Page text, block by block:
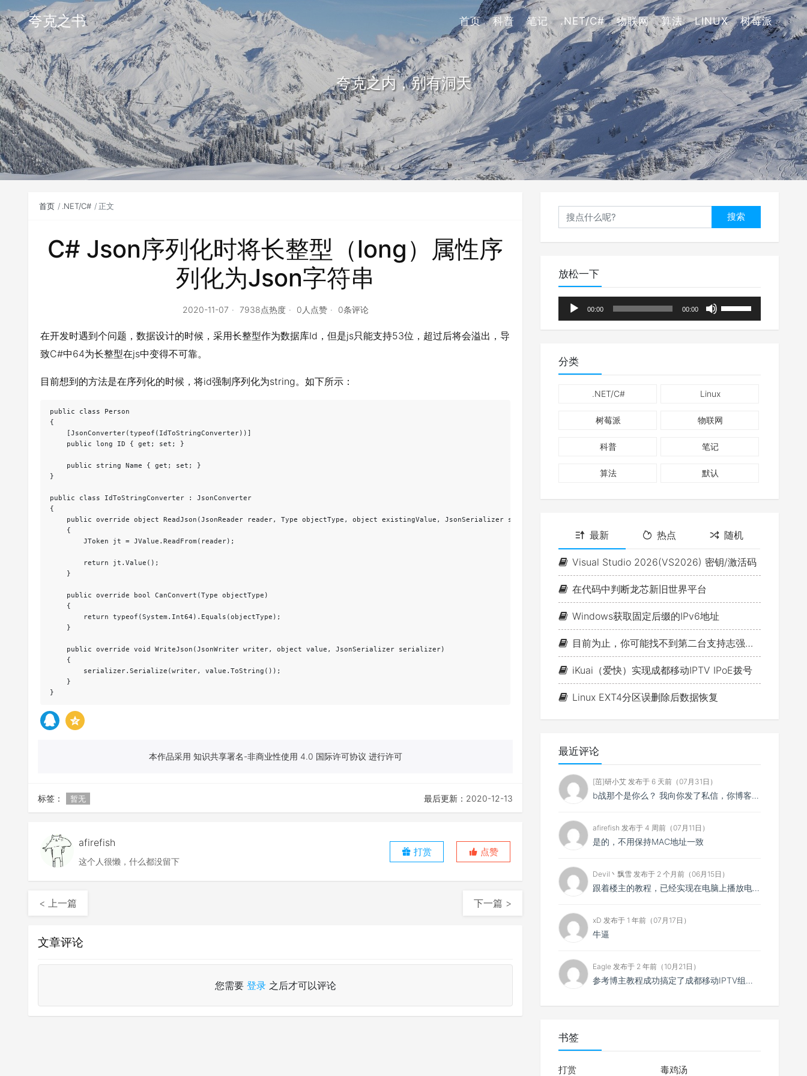
夸克之书 首页 科普 笔记 .NET/C# 物联网 算法 LINUX 树莓派
夸克之内，别有洞天
首页 .NET/C# 正文
C# Json序列化时将长整型（long）属性序
列化为Json字符串
2020-11-07 7938点热度 0人点赞 0条评论
在开发时遇到个问题，数据设计的时候，采用长整型作为数据库Id，但是js只能支持53位，超过后将会溢出，导
致C#中64为长整型在js中变得不可靠。
目前想到的方法是在序列化的时候，将id强制序列化为string。如下所示：
public class Person
{
    [JsonConverter(typeof(IdToStringConverter))]
    public long ID { get; set; }
    public string Name { get; set; }
}
public class IdToStringConverter : JsonConverter
{
    public override object ReadJson(JsonReader reader, Type objectType, object existingValue, JsonSerializer serializer)
    {
        JToken jt = JValue.ReadFrom(reader);
        return jt.Value();
    }
    public override bool CanConvert(Type objectType)
    {
        return typeof(System.Int64).Equals(objectType);
    }
    public override void WriteJson(JsonWriter writer, object value, JsonSerializer serializer)
    {
        serializer.Serialize(writer, value.ToString());
    }
本作品采用 知识共享署名-非商业性使用 4.0 国际许可协议 进行许可
标签： 暂无 最后更新：2020-12-13
afirefish
这个人很懒，什么都没留下
打赏 点赞
< 上一篇 下一篇 >
文章评论
您需要 登录之后才可以评论
搜索
放松一下
频
放
器
00:00 00:00
使
用
键
音
量。
分类
.NET/C# Linux
树莓派 物联网
科普 笔记
算法 默认
最新 热点 随机
Visual Studio 2026(VS2026) 密钥/激活码
在代码中判断龙芯新旧世界平台
Windows获取固定后缀的IPv6地址
目前为止，你可能找不到第二台支持志强的1L小主机（P350 Tiny+W-1350+ECC+双NVME+PCIE扩展）!!!
iKuai（爱快）实现成都移动IPTV IPoE拨号
Linux EXT4分区误删除后数据恢复
最近评论
[茁]研小艾 发布于 6 天前（07月31日）
b战那个是你么？ 我向你发了私信，你博客怎么一点ViewFaceCore相关的东西都没有。 Vie...
afirefish 发布于 4 周前（07月11日）
是的，不用保持MAC地址一致
Devil丶飘雪 发布于 2 个月前（06月15日）
跟着楼主的教程，已经实现在电脑上播放电视直播，但是有个问题，我是在光猫上设置了两个IPTV口，其中一...
xD 发布于 1 年前（07月17日）
牛逼
Eagle 发布于 2 年前（10月21日）
参考博主教程成功搞定了成都移动IPTV组播转单播，电脑、手机都可以播放了。但目前有个问题，原IPTV...
书签
打赏 毒鸡汤